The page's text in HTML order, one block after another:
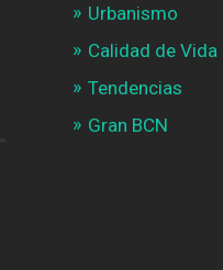
Urbanismo
Calidad de Vida
Tendencias
Gran BCN